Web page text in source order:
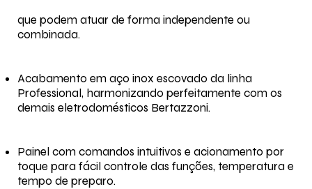
que podem atuar de forma independente ou
combinada.
Acabamento em aço inox escovado da linha
Professional, harmonizando perfeitamente com os
demais eletrodomésticos Bertazzoni.
Painel com comandos intuitivos e acionamento por
toque para fácil controle das funções, temperatura e
tempo de preparo.